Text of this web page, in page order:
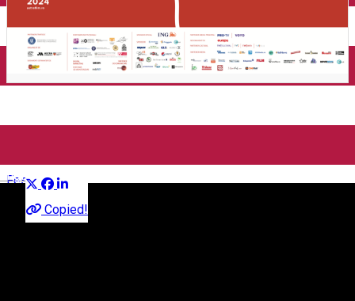
English
Copied!
Festival